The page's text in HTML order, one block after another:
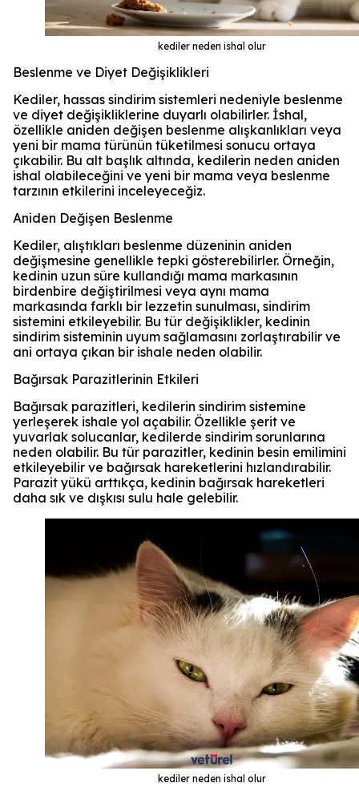
kediler neden ishal olur
Beslenme ve Diyet Değişiklikleri
Kediler, hassas sindirim sistemleri nedeniyle beslenme
ve diyet değişikliklerine duyarlı olabilirler. İshal,
özellikle aniden değişen beslenme alışkanlıkları veya
yeni bir mama türünün tüketilmesi sonucu ortaya
çıkabilir. Bu alt başlık altında, kedilerin neden aniden
ishal olabileceğini ve yeni bir mama veya beslenme
tarzının etkilerini inceleyeceğiz.
Aniden Değişen Beslenme
Kediler, alıştıkları beslenme düzeninin aniden
değişmesine genellikle tepki gösterebilirler. Örneğin,
kedinin uzun süre kullandığı mama markasının
birdenbire değiştirilmesi veya aynı mama
markasında farklı bir lezzetin sunulması, sindirim
sistemini etkileyebilir. Bu tür değişiklikler, kedinin
sindirim sisteminin uyum sağlamasını zorlaştırabilir ve
ani ortaya çıkan bir ishale neden olabilir.
Bağırsak Parazitlerinin Etkileri
Bağırsak parazitleri, kedilerin sindirim sistemine
yerleşerek ishale yol açabilir. Özellikle şerit ve
yuvarlak solucanlar, kedilerde sindirim sorunlarına
neden olabilir. Bu tür parazitler, kedinin besin emilimini
etkileyebilir ve bağırsak hareketlerini hızlandırabilir.
Parazit yükü arttıkça, kedinin bağırsak hareketleri
daha sık ve dışkısı sulu hale gelebilir.
kediler neden ishal olur